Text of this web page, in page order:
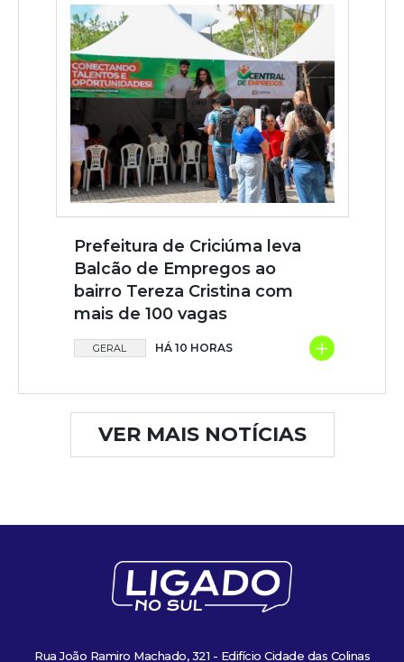
Prefeitura de Criciúma leva
Balcão de Empregos ao
bairro Tereza Cristina com
mais de 100 vagas
GERAL HÁ 10 HORAS +
VER MAIS NOTÍCIAS
Rua João Ramiro Machado, 321 - Edifício Cidade das Colinas